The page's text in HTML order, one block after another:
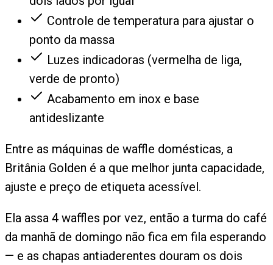
Controle de temperatura para ajustar o
ponto da massa
Luzes indicadoras (vermelha de liga,
verde de pronto)
Acabamento em inox e base
antideslizante
Entre as máquinas de waffle domésticas, a
Britânia Golden é a que melhor junta capacidade,
ajuste e preço de etiqueta acessível.
Ela assa 4 waffles por vez, então a turma do café
da manhã de domingo não fica em fila esperando
— e as chapas antiaderentes douram os dois